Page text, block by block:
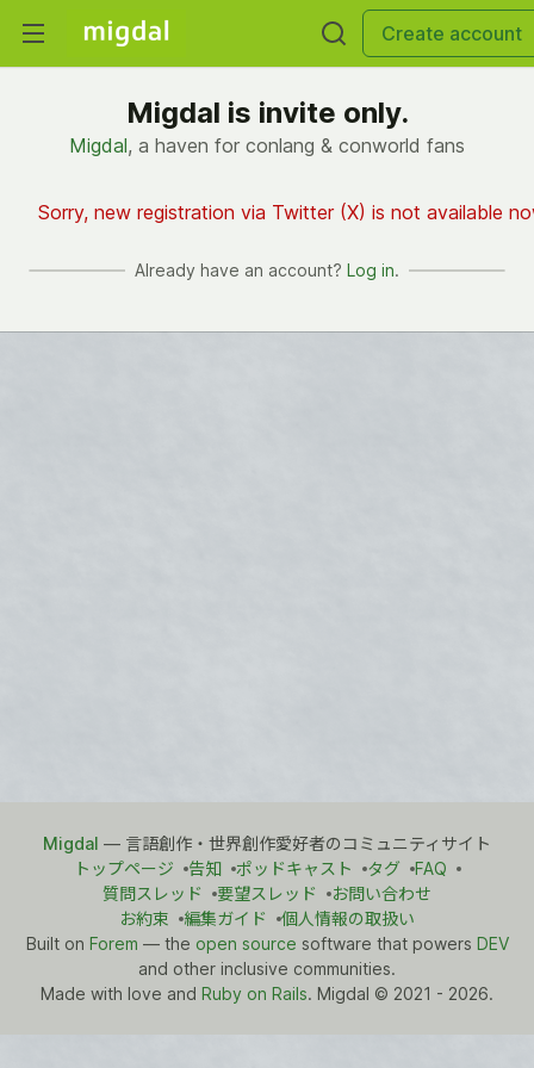
Create account
Migdal is invite only.
Migdal, a haven for conlang & conworld fans
Sorry, new registration via Twitter (X) is not available
Already have an account? Log in.
Migdal — 言語創作・世界創作愛好者のコミュニティサイト
トップページ
告知 ポッドキャスト タグ
FAQ
質問スレッド
要望スレッド
お問い合わせ
お約束
編集ガイド
個人情報の取扱い
Built on Forem — the open source software that powers DEV
and other inclusive communities.
Made with love and Ruby on Rails. Migdal © 2021 - 2026.